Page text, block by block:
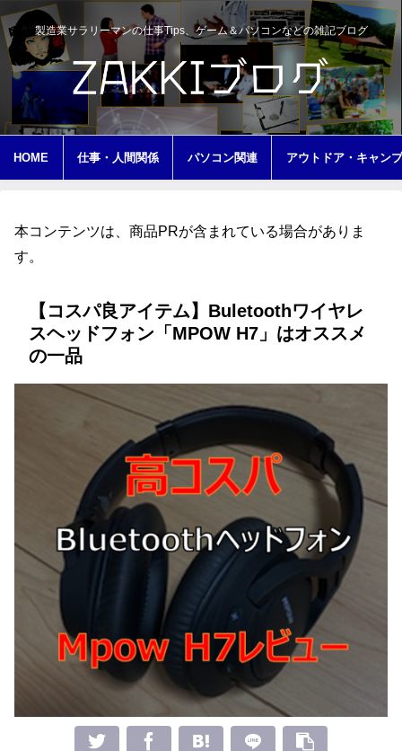
製造業サラリーマンの仕事Tips、ゲーム＆パソコンなどの雑記ブログ
HOME 仕事・人間関係 パソコン関連 アウトドア・キャンプ
本コンテンツは、商品PRが含まれている場合がありま
す。
【コスパ良アイテム】Buletoothワイヤレ
スヘッドフォン「MPOW H7」はオススメ
の一品